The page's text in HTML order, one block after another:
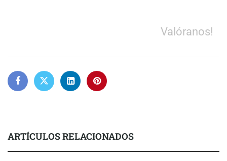
Valóranos!
ARTÍCULOS RELACIONADOS